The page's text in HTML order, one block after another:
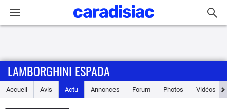
Accueil
LAMBORGHINI ESPADA
Accueil Avis Actu Annonces Forum Photos Vidéos